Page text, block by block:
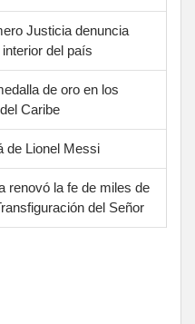
Justicia denuncia
del país
de oro en los
Caribe
de Lionel Messi
renovó la fe de miles de
del Señor